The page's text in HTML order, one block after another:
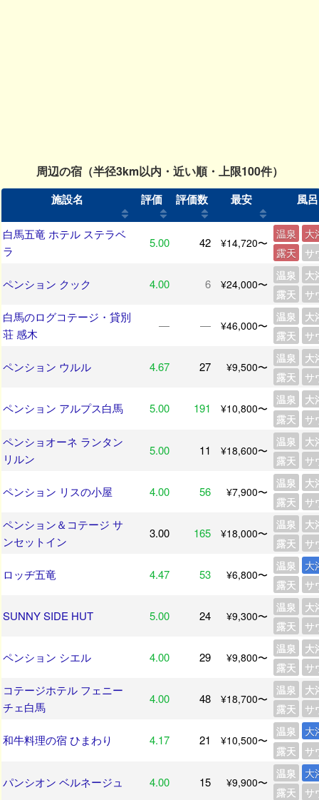
周辺の宿（半径3km以内・近い順・上限100件）
施設名 評価 評価数 最安 風呂
白馬五竜 ホテル ステラベ
ラ
5.00 42 ¥14,720〜
温泉
大
露天
サ
ペンション クック 4.00 6 ¥24,000〜
温泉
大
露天
サ
白馬のログコテージ・貸別
荘 感木
― ― ¥46,000〜
温泉
大
露天
サ
ペンション ウルル 4.67 27 ¥9,500〜
温泉
大
露天
サ
ペンション アルプス白馬 5.00 191 ¥10,800〜
温泉
大
露天
サ
ペンショオーネ ランタン
リルン
5.00 11 ¥18,600〜
温泉
大
露天
サ
ペンション リスの小屋 4.00 56 ¥7,900〜
温泉
大
露天
サ
ペンション＆コテージ サ
ンセットイン
3.00 165 ¥18,000〜
温泉
大
露天
サ
ロッヂ五竜 4.47 53 ¥6,800〜
温泉
大
露天
サ
SUNNY SIDE HUT 5.00 24 ¥9,300〜
温泉
大
露天
サ
ペンション シエル 4.00 29 ¥9,800〜
温泉
大
露天
サ
コテージホテル フェニー
チェ白馬
4.00 48 ¥18,700〜
温泉
大
露天
サ
和牛料理の宿 ひまわり 4.17 21 ¥10,500〜
温泉
大
露天
サ
パンシオン ベルネージュ 4.00 15 ¥9,900〜
温泉
大
露天
サ